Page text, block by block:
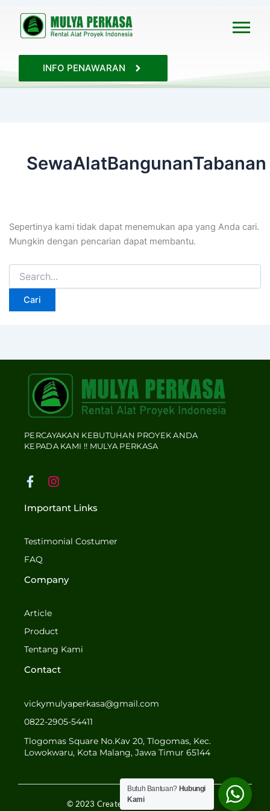
INFO PENAWARAN
SewaAlatBangunanTabanan
Sepertinya kami tidak dapat menemukan apa yang Anda cari.
Mungkin dengan pencarian dapat membantu.
Cari
untuk:
PERCAYAKAN KEBUTUHAN PROYEK ANDA
KEPADA KAMI !! MULYA PERKASA
F
c
o
o
k
-
I
s
g
m
Important Links
Testimonial Costumer
FAQ
Company
Article
Product
Tentang Kami
Contact
vickymulyaperkasa@gmail.com
0822-2905-54411
Tlogomas Square No.Kav 20, Tlogomas, Kec.
Lowokwaru, Kota Malang, Jawa Timur 65144
© 2023 Created by MULYA PERKASA
Butuh Bantuan? Hubungi
Kami